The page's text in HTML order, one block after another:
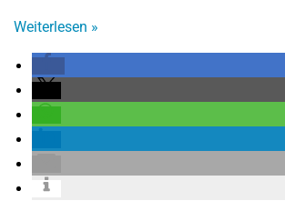
Weiterlesen »